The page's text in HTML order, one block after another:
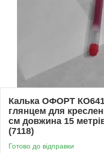
Калька ОФОРТ
глянцем для
см довжина 15
(7118)
Готово до відправки